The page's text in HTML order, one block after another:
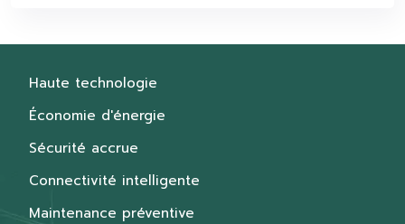
Haute technologie
Économie d'énergie
Sécurité accrue
Connectivité intelligente
Maintenance préventive